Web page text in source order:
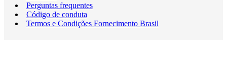
Perguntas frequentes
Código de conduta
Termos e Condições Fornecimento Brasil